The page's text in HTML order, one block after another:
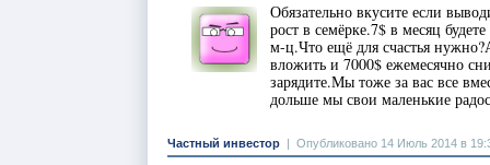
Обязательно вкусите если
рост в семёрке.7$ в месяц
м-ц.Что ещё для счастья
вложить и 7000$ ежемесячно
зарядите.Мы тоже за вас все
дольше мы свои маленькие
Частный инвестор Опубликовано 14 Июль 2014 в